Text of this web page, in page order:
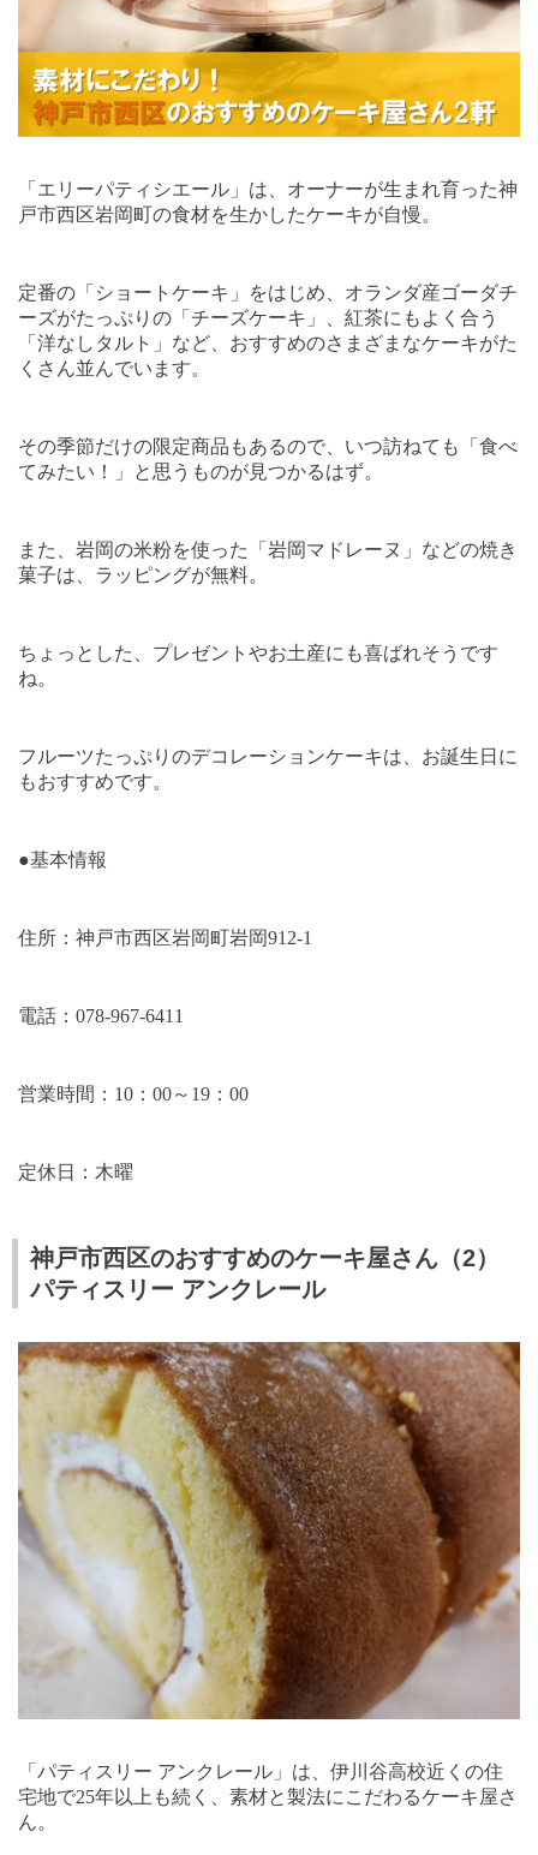
「エリーパティシエール」は、オーナーが生まれ育った神
戸市西区岩岡町の食材を生かしたケーキが自慢。
定番の「ショートケーキ」をはじめ、オランダ産ゴーダチ
ーズがたっぷりの「チーズケーキ」、紅茶にもよく合う
「洋なしタルト」など、おすすめのさまざまなケーキがた
くさん並んでいます。
その季節だけの限定商品もあるので、いつ訪ねても「食べ
てみたい！」と思うものが見つかるはず。
また、岩岡の米粉を使った「岩岡マドレーヌ」などの焼き
菓子は、ラッピングが無料。
ちょっとした、プレゼントやお土産にも喜ばれそうです
ね。
フルーツたっぷりのデコレーションケーキは、お誕生日に
もおすすめです。
●基本情報
住所：神戸市西区岩岡町岩岡912-1
電話： 078-967-6411
営業時間： 10 ： 00～ 19 ： 00
定休日：木曜
神戸市西区のおすすめのケーキ屋さん（2）
パティスリー アンクレール
「パティスリー アンクレール」は、伊川谷高校近くの住
宅地で25年以上も続く、素材と製法にこだわるケーキ屋さ
ん。